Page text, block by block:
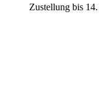
Zustellung bis